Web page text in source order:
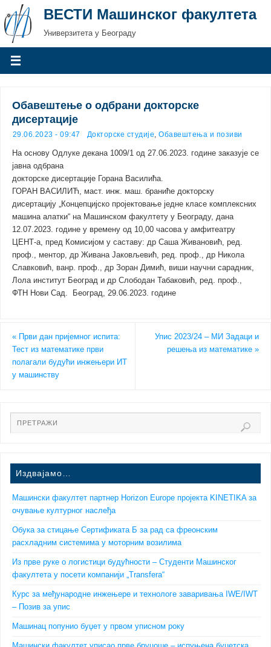
ВЕСТИ Машинског факултета
Универзитета у Београду
Обавештење о одбрани докторске
дисертације
29.06.2023 - 09:47 Докторске студије,Обавештења и позиви
На основу Одлуке декана 1009/1 од 27.06.2023. године заказује се
јавна одбрана
докторске дисертације Горана Василића.
ГОРАН ВАСИЛИЋ, маст. инж. маш. браниће докторску
дисертацију „Концепцијско пројектовање једне класе комплексних
машина алатки“ на Машинском факултету у Београду, дана
12.07.2023. године у времену од 10,00 часова у амфитеатру
ЦЕНТ-а, пред Комисијом у саставу: др Саша Живановић, ред.
проф., ментор, др Живана Јаковљевић, ред. проф., др Никола
Славковић, ванр. проф., др Зоран Димић, виши научни сарадник,
Лола институт Београд и др Слободан Табаковић, ред. проф.,
ФТН Нови Сад. Београд, 29.06.2023. године
«Први дан пријемног испита:
Тест из математике први
полагали будући инжењери ИТ
у машинству
Упис 2023/24 – MИ Задаци и
решења из математике»
Издвајамо…
Машински факултет партнер Horizon Europe пројекта KINETIKA за
очување културног наслеђа
Обука за стицање Сертификата Б за рад са фреонским
расхладним системима у моторним возилима
Из прве руке о логистици будућности – Студенти Машинског
факултета у посети компанији „Transfera“
Курс за међународне инжењере и технологе заваривања IWE/IWT
– Позив за упис
Машинац попунио буџет у првом уписном року